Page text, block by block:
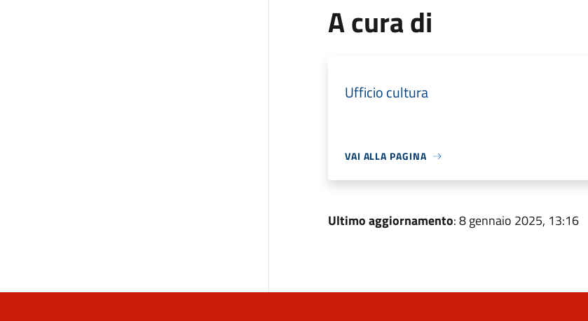
A cura di
Ufficio cultura
VAI ALLA PAGINA
Ultimo aggiornamento: 8 gennaio 2025, 13:16